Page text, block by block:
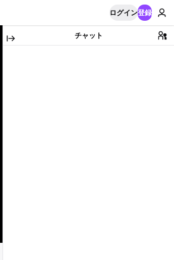
ログイン登録
チャット